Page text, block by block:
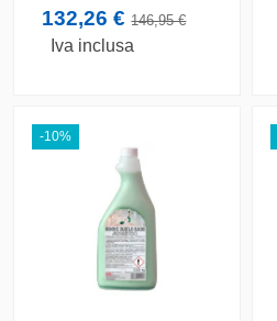
132,26 €146,95 €
Iva inclusa
-10%